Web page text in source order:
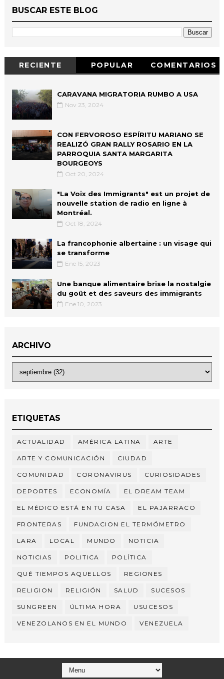
BUSCAR ESTE BLOG
RECIENTE POPULAR COMENTARIOS
CARAVANA MIGRATORIA RUMBO A USA
Nov 23, 2024
CON FERVOROSO ESPÍRITU MARIANO SE
REALIZÓ GRAN RALLY ROSARIO EN LA
PARROQUIA SANTA MARGARITA
BOURGEOYS
Oct 20, 2024
"La Voix des Immigrants" est un projet de
nouvelle station de radio en ligne à
Montréal.
Oct 18, 2024
La francophonie albertaine : un visage qui
se transforme
Ene 15, 2023
Une banque alimentaire brise la nostalgie
du goût et des saveurs des immigrants
Ene 10, 2023
ARCHIVO
ETIQUETAS
ACTUALIDAD AMÉRICA LATINA ARTE
ARTE Y COMUNICACIÓN CIUDAD
COMUNIDAD CORONAVIRUS CURIOSIDADES
DEPORTES ECONOMÍA EL DREAM TEAM
EL MÉDICO ESTÁ EN TU CASA EL PAJARRACO
FRONTERAS FUNDACION EL TERMÓMETRO
LARA LOCAL MUNDO NOTICIA
NOTICIAS POLITICA POLÍTICA
QUÉ TIEMPOS AQUELLOS REGIONES
RELIGION RELIGIÓN SALUD SUCESOS
SUNGREEN ÚLTIMA HORA USUCESOS
VENEZOLANOS EN EL MUNDO VENEZUELA